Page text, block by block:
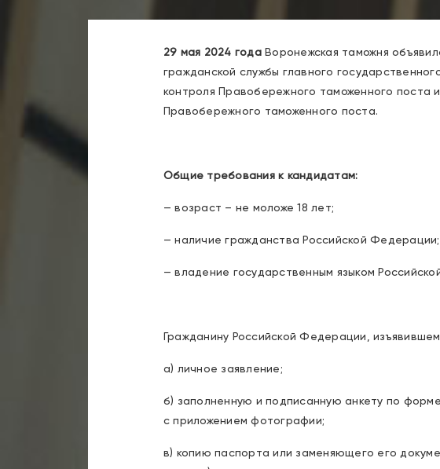
29 мая 2024 годаВоронежская таможня
гражданской службы главного
контроля Правобережного таможенного поста
Правобережного таможенного поста.
Общие требования к кандидатам:
— возраст – не моложе 18 лет;
— наличие гражданства Российской Федерации;
— владение государственным языком
Гражданину Российской Федерации,
а) личное заявление;
б) заполненную и подписанную анкету по
с приложением фотографии;
в) копию паспорта или заменяющего его